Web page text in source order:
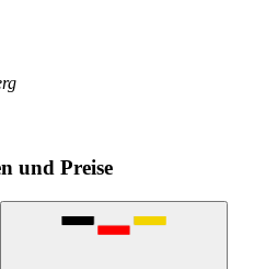
und Preise